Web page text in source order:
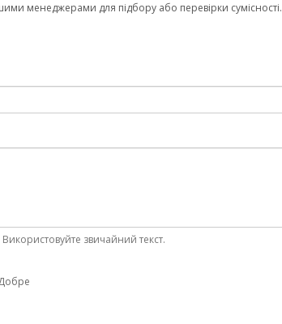
менеджерами для підбору або перевірки сумісності.
Використовуйте звичайний текст.